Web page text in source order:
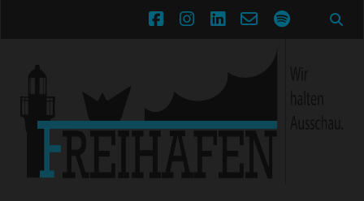
facebookinstagram
linkedin
email-spotify